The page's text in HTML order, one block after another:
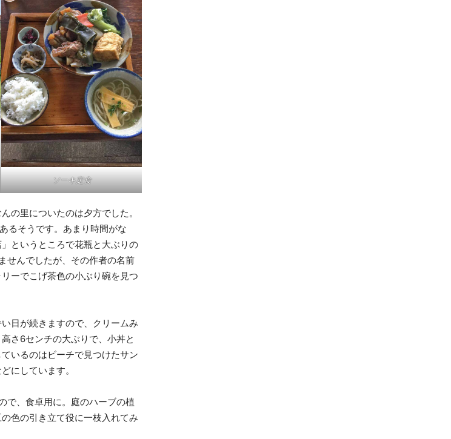
ソーキ定食
の里についたのは夕方でした。
るそうです。あまり時間がな
というところで花瓶と大ぶりの
せんでしたが、その作者の名前
ーでこげ茶色の小ぶり碗を見つ
日が続きますので、クリームみ
さ6センチの大ぶりで、小丼と
いるのはビーチで見つけたサン
にしています。
で、食卓用に。庭のハーブの植
色の引き立て役に一枝入れてみ